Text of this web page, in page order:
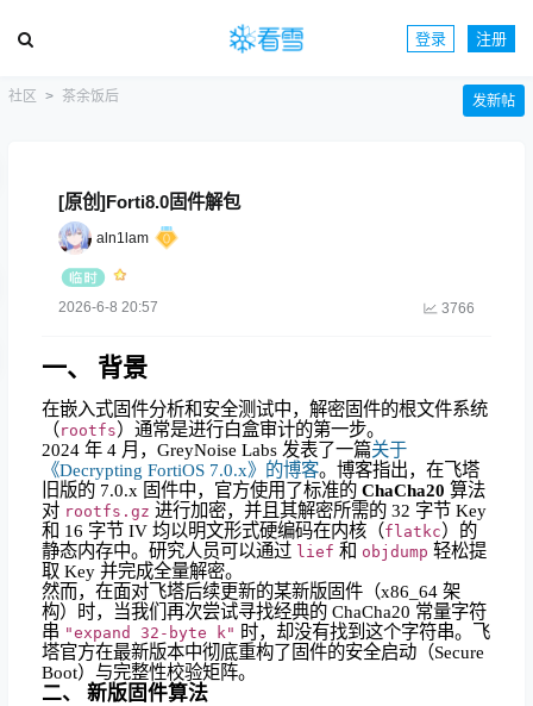
登录 注册
社区 茶余饭后 发新帖
[原创]Forti8.0固件解包
aln1lam
2026-6-8 20:57 3766
一、 背景
在嵌入式固件分析和安全测试中，解密固件的根文件系统
（rootfs）通常是进行白盒审计的第一步。
2024 年 4 月，GreyNoise Labs 发表了一篇关于
《Decrypting FortiOS 7.0.x》的博客。博客指出，在飞塔
旧版的 7.0.x 固件中，官方使用了标准的 ChaCha20 算法
对 rootfs.gz 进行加密，并且其解密所需的 32 字节 Key
和 16 字节 IV 均以明文形式硬编码在内核（flatkc）的
静态内存中。研究人员可以通过 lief 和 objdump 轻松提
取 Key 并完成全量解密。
然而，在面对飞塔后续更新的某新版固件（x86_64 架
构）时，当我们再次尝试寻找经典的 ChaCha20 常量字符
串 "expand 32-byte k" 时，却没有找到这个字符串。飞
塔官方在最新版本中彻底重构了固件的安全启动（Secure
Boot）与完整性校验矩阵。
二、 新版固件算法